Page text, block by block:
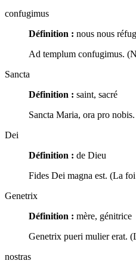
confugimus
Définition : nous nous
Ad templum confugimus.
Sancta
Définition : saint, sacré
Sancta Maria, ora pro
Dei
Définition : de Dieu
Fides Dei magna est. (La
Genetrix
Définition : mère, génitrice
Genetrix pueri mulier erat.
nostras